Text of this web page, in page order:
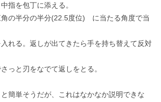
指を包丁に添える。
角の半分の半分(22.5度位) に当たる角度で当
れる。返しが出てきたら手を持ち替えて反対
っと刃をなでて返しをとる。
簡単そうだが、これはなかなか説明できな